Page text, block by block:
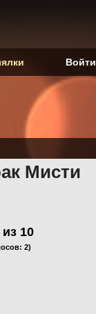
Мисти
из 10
2)
Войти